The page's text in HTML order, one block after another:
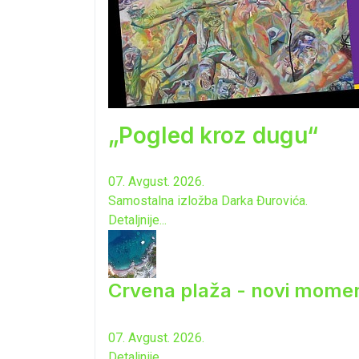
„Pogled kroz dugu“
07. Avgust. 2026.
Samostalna izložba Darka Đurovića.
Detaljnije...
Crvena plaža - novi
07. Avgust. 2026.